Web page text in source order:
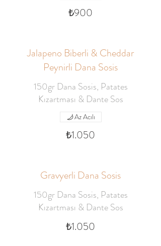
₺900
Jalapeno Biberli & Cheddar
Peynirli Dana Sosis
150gr Dana Sosis, Patates
Kızartması & Dante Sos
₺1.050
Az Acılı
Gravyerli Dana Sosis
150gr Dana Sosis, Patates
Kızartması & Dante Sos
₺1.050